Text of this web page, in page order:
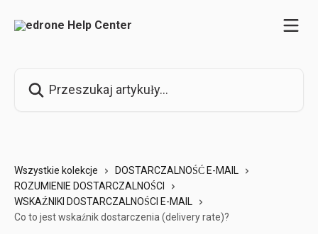
Wszystkie kolekcje
DOSTARCZALNOŚĆ E-MAIL
ROZUMIENIE DOSTARCZALNOŚCI
WSKAŹNIKI DOSTARCZALNOŚCI E-MAIL
Co to jest wskaźnik dostarczenia (delivery rate)?